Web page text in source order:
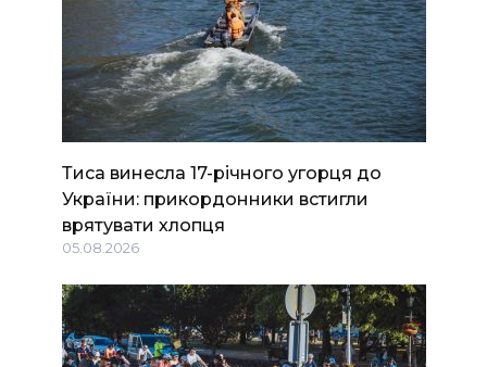
Тиса винесла 17-річного угорця до
України: прикордонники встигли
врятувати хлопця
05.08.2026